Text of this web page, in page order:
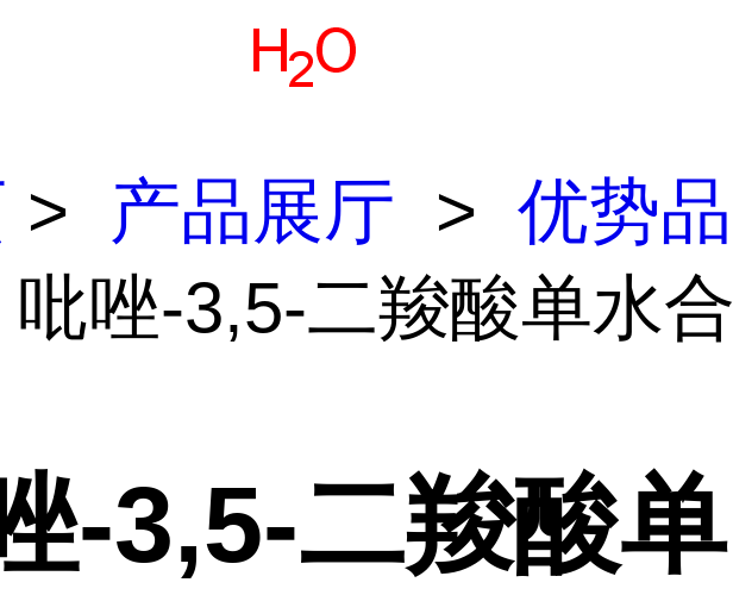
> 产品展厅 > 优势品
吡唑-3,5-二羧酸单水合
-3,5-二羧酸单